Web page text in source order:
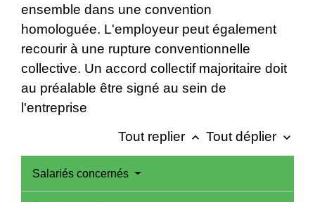
ensemble dans une convention
homologuée. L'employeur peut également
recourir à une rupture conventionnelle
collective. Un accord collectif majoritaire doit
au préalable être signé au sein de
l'entreprise
Tout replier keyboard_arrow_up Tout déplier keyboard_arrow_down
Salariés concernés